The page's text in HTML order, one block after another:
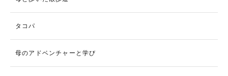
タコパ
母のアドベンチャーと学び